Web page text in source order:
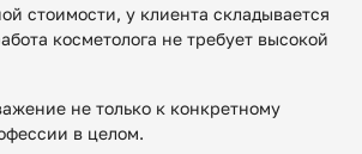
стоимости, у клиента складывается
косметолога не требует высокой
не только к конкретному
в целом.